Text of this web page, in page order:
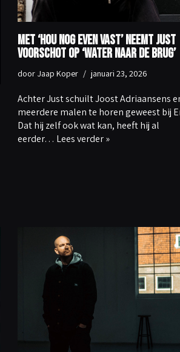
Met ‘Hou Nog Even Vast’ neemt Just
voorschot op ‘Water Naar De Brug’
door Jaap Koper januari 23, 2026
Achter Just schuilt Joost Adriaansens
meerdere malen te horen geweest bij
Dat hij zelf ook wat kan, heeft hij al
eerder… Lees verder »